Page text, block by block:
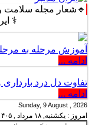
🔹شعار مجله سلامت
⚕️ ایران
آموزش مرحله به
ادامه ...
تفاوت دل درد بارداری
ادامه ...
Sunday, 9 August , 2026
امروز : یکشنبه, ۱۸ مرداد , ۱۴۰۵